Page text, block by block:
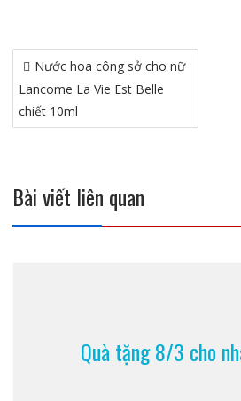
Điều
hướng
bài
viết
Nước hoa công sở cho nữ
Lancome La Vie Est Belle
chiết 10ml
Bài viết liên quan
Quà tặng 8/3 cho